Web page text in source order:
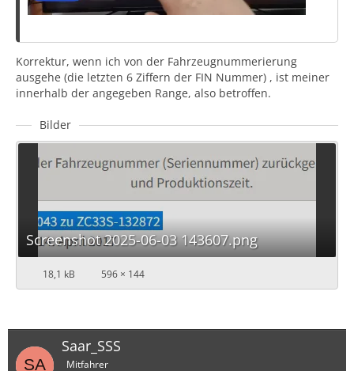
Korrektur, wenn ich von der Fahrzeugnummerierung
ausgehe (die letzten 6 Ziffern der FIN Nummer) , ist meiner
innerhalb der angegeben Range, also betroffen.
Bilder
Screenshot 2025-06-03 143607.png
18,1 kB 596 × 144
Saar_SSS
Mitfahrer